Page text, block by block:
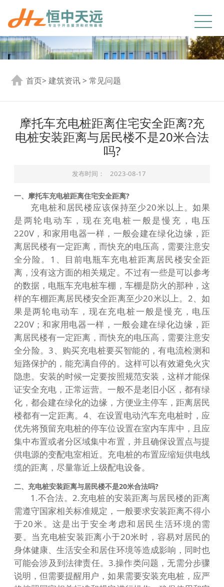
首页>建筑资讯>常见问题
摩托车充电桩距离住宅安全距离?充
电桩安装距离与居民楼不是20米合法
吗?
发布时间： 2023-08-17
一、摩托车充电桩距离住宅安全距离?
充电桩和居民楼应该保持至少20米以上。如果
是两轮电动车，现在充电桩一般是慢充，电压
220V，和家用电器一样，一般会建在绿化边缘，距
离居民楼有一定距离，而快充的电压高，需要注意安
全分险。1、目前电瓶车充电桩距离居民楼安全距
离，没有这方面的相关规定。不过有一些是可以参考
的数据，电瓶车充电桩车棚，车棚是防火的那种，这
样的车棚距离居民楼安全距离至少20米以上。2、如
果是两轮电动车，现在充电桩一般是慢充，电压
220V；和家用电器一样，一般会建在绿化边缘，距
离居民楼有一定距离，而快充的电压高，需要注意安
全分险。3、购买充电桩要买智能的，有电流检测和
短路保护的，能充满自停的。这样可以有效避免火灾
隐患。安装的时候一定要按照规范安装，这样才能保
证安全充电，正常运营。一般不是老旧小区，都有绿
化，都会建在绿化的边缘，方便业主停车，距离居民
楼都有一定距离。4、在设置电动汽车充电桩时，应
优先将预留充电桩的停车位设置在室内车库中，且应
集中布置或者分区域集中布置，并且确保设置点与提
供电源的变配电室相近。充电桩的布置应缩短供电线
缆的距离，尽量靠近上级配电设备。
二、充电桩安装距离与居民楼不是20米合法吗?
1.不合法。2.充电桩的安装距离与居民楼的距离
需遵守国家相关标准规定，一般要求安装距离不得小
于20米。这是出于安全考虑和居民生活环境的需
要。当充电桩安装距离小于20米时，容易对居民的
身体健康、生活安全和居住环境等造成影响，同时也
可能会涉及到法律责任。3.操作类问题，无需分步骤
说明，但需要提醒用户，如果需要安装充电桩，应严